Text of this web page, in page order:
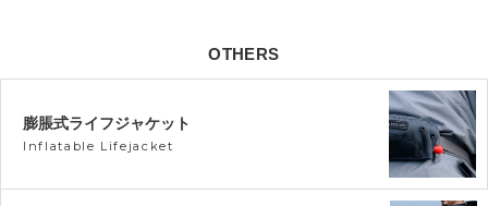
OTHERS
膨脹式ライフジャケット
Inflatable Lifejacket